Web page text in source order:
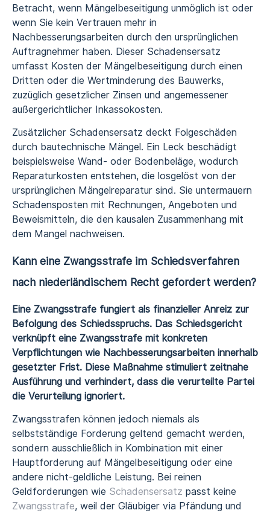
Betracht, wenn Mängelbeseitigung unmöglich ist oder
wenn Sie kein Vertrauen mehr in
Nachbesserungsarbeiten durch den ursprünglichen
Auftragnehmer haben. Dieser Schadensersatz
umfasst Kosten der Mängelbeseitigung durch einen
Dritten oder die Wertminderung des Bauwerks,
zuzüglich gesetzlicher Zinsen und angemessener
außergerichtlicher Inkassokosten.
Zusätzlicher Schadensersatz deckt Folgeschäden
durch bautechnische Mängel. Ein Leck beschädigt
beispielsweise Wand- oder Bodenbeläge, wodurch
Reparaturkosten entstehen, die losgelöst von der
ursprünglichen Mängelreparatur sind. Sie untermauern
Schadensposten mit Rechnungen, Angeboten und
Beweismitteln, die den kausalen Zusammenhang mit
dem Mangel nachweisen.
Kann eine Zwangsstrafe im Schiedsverfahren
nach niederländischem Recht gefordert werden?
Eine Zwangsstrafe fungiert als finanzieller Anreiz zur
Befolgung des Schiedsspruchs. Das Schiedsgericht
verknüpft eine Zwangsstrafe mit konkreten
Verpflichtungen wie Nachbesserungsarbeiten innerhalb
gesetzter Frist. Diese Maßnahme stimuliert zeitnahe
Ausführung und verhindert, dass die verurteilte Partei
die Verurteilung ignoriert.
Zwangsstrafen können jedoch niemals als
selbstständige Forderung geltend gemacht werden,
sondern ausschließlich in Kombination mit einer
Hauptforderung auf Mängelbeseitigung oder eine
andere nicht-geldliche Leistung. Bei reinen
Geldforderungen wie Schadensersatz passt keine
Zwangsstrafe, weil der Gläubiger via Pfändung und